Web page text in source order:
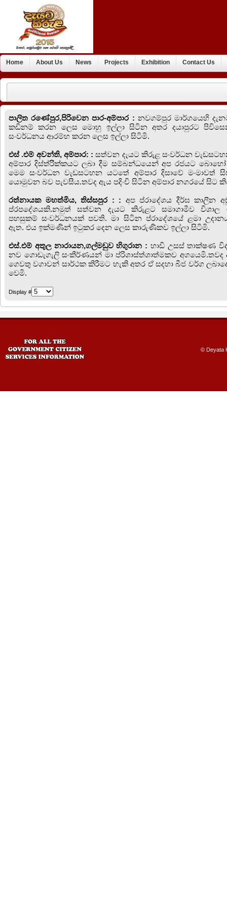
Home About Us News Projects Exhibition Contact Us
පාලිත රණේපුර,පිරිවෙන පාර-අම්පාර : නවගම්පුර මාර්ගයෙහි
කඩිනම් කරන ලෙස මොහු ඉල්ලා සිටින අතර දයාපුරට
සංවර්ධනය ආරම්භ කරන ලෙස ඉල්ලා සිටිමි.
එස් .එම් අවන්ති, අම්පාර: : සත්වන දැයට කිරුළ සංවර්ධන
අම්පාර දිස්ත්රිික්කයට ලබා දීම සම්බන්ධයෙන් අප රජයට
මෙම සංවර්ධන වැඩසටහන යටතේ අම්පාර දිසාවේ මංමාවත්
යොමුවන බව පැවසීය.තවද ඇය පදිංචි සිටින අම්පාර නගරයේ සිට
රත්නායක මහත්මිය, තිස්සපුර : : අප ‍ප්රාදේශය දීර්ඝ කාලීන
ප්රපදේශයකි.නමුත් සත්වන දැයට කිරුළට සමාගාමීව විශාල
පහසුකම් සංවර්ධනයක් පවති. මා සිටින ප්රාදේශයේ ළමා
ඇත. එය ඉක්මණින් ඉටුකර දෙන ලෙස කාරුණිකව ඉල්ලා සිටිමි.
එස්.එම් අතුල නාරායන,ගල්මඩුව හිගුරාන : හාඩි උසස් තාක්ෂණ
නව ගොඩැගැලි සංකීර්ණයන් මා ප්රිශාස්ත්ශාත්මකව අගයෙමි.තවද
ගෙවතු වගාවන් සාර්ථක කිරීමට හැකි අතර ඒ සදහා බීජ වර්ග
වෙමි.
Display #
© Deyata